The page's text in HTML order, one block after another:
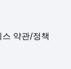
스 약관/정책